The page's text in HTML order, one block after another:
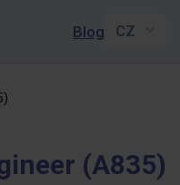
Blog
(A835)